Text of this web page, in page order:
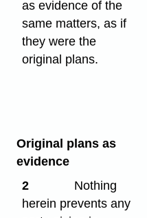
as evidence of the
same matters, as if
they were the
original plans.
Original plans as
evidence
2
Nothing
herein prevents any